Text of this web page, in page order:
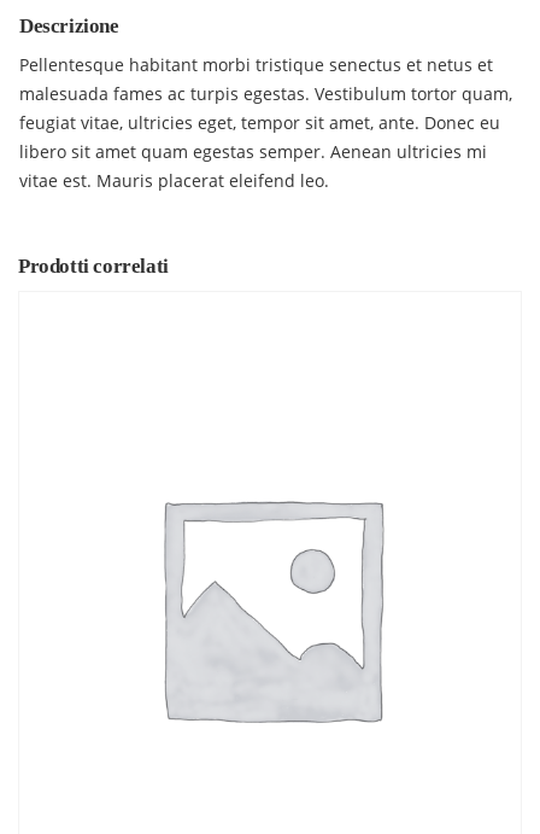
Descrizione
Pellentesque habitant morbi tristique senectus et netus et
malesuada fames ac turpis egestas. Vestibulum tortor quam,
feugiat vitae, ultricies eget, tempor sit amet, ante. Donec eu
libero sit amet quam egestas semper. Aenean ultricies mi
vitae est. Mauris placerat eleifend leo.
Prodotti correlati